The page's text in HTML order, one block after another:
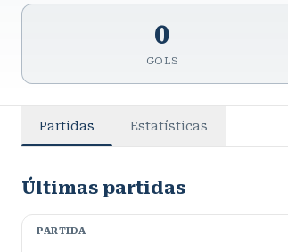
0
GOLS
Partidas Estatísticas
Últimas partidas
PARTIDA